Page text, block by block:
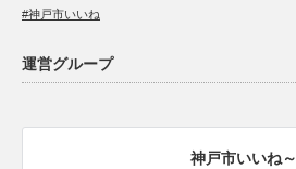
#神戸市いいね
運営グループ
神戸市いいね～